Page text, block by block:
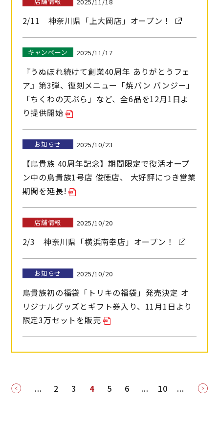
2/11 神奈川県「上大岡店」オープン！
キャンペーン 2025/11/17
『うぬぼれ続けて創業40周年 ありがとうフェ
ア』第3弾、復刻メニュー「焼バン バンジー」
「ちくわの天ぷら」など、全6品を12月1日よ
り提供開始
お知らせ 2025/10/23
【鳥貴族 40周年記念】期間限定で復活オープ
ン中の鳥貴族1号店 俊徳店、 大好評につき営業
期間を延⾧!
店舗情報 2025/10/20
2/3 神奈川県「横浜南幸店」オープン！
お知らせ 2025/10/20
鳥貴族初の福袋「トリキの福袋」発売決定 オ
リジナルグッズとギフト券入り、11月1日より
限定3万セットを販売
... 2 3 4 5 6 ... 10 ...